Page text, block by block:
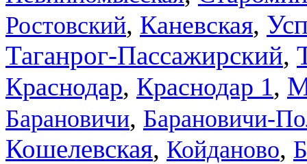
Ростовский, Каневская,
Таганрог-Пассажирский,
Краснодар, Краснодар 1,
Барановичи, Барановичи-
Кошелевская, Койданово,